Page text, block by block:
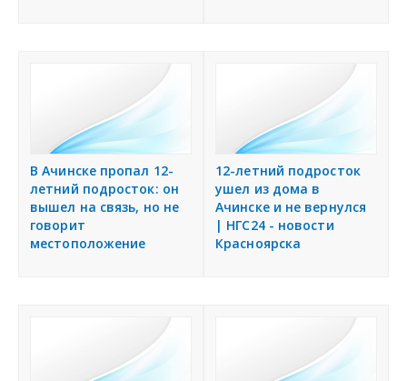
В Ачинске пропал 12-
летний подросток: он
вышел на связь, но не
говорит
местоположение
12-летний подросток
ушел из дома в
Ачинске и не вернулся
| НГС24 - новости
Красноярска